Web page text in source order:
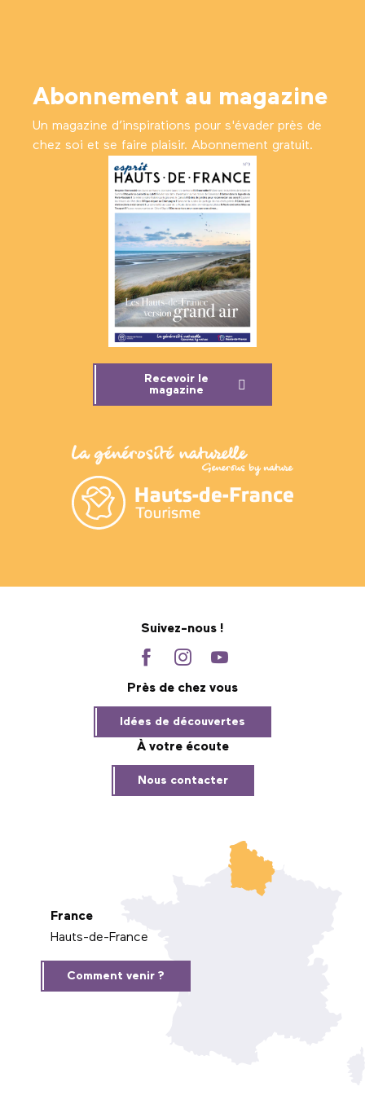
Abonnement au magazine
Un magazine d’inspirations pour s'évader près de
chez soi et se faire plaisir. Abonnement gratuit.
Recevoir le
magazine
Suivez-nous !
Près de chez vous
Idées de découvertes
À votre écoute
Nous contacter
France
Hauts-de-France
Comment venir ?